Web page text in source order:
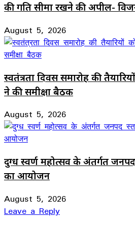
की गति सीमा रखने की अपील-
August 5, 2026
स्वतंत्रता दिवस समारोह की
ने की समीक्षा बैठक
August 5, 2026
दुग्ध स्वर्ण महोत्सव के अंतर्गत
का आयोजन
August 5, 2026
Leave a Reply